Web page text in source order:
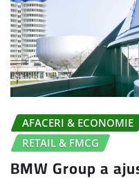
AFACERI & ECONOMIE
RETAIL & FMCG
BMW Group a